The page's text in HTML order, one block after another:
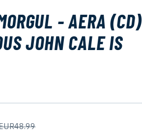
- AERA (CD)
JOHN CALE IS